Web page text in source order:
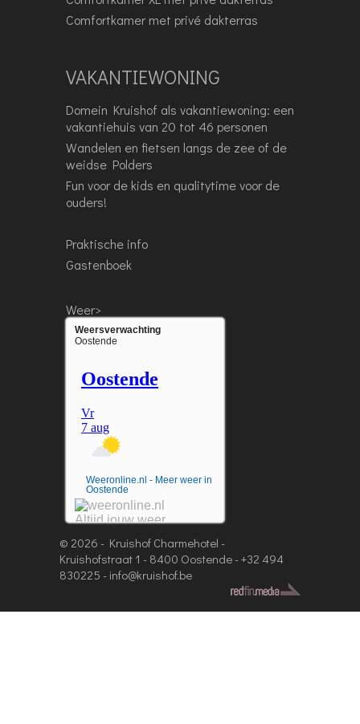
Comfortkamer met privé dakterras
VAKANTIEWONING
Domein Kruishof als vakantiewoning: een
vakantiehuis van 20 tot 46 personen
Wandelen en fietsen langs de zee of de
weidse Polders
Fun voor de kids en qualitytime voor de
ouders!
Praktische info
Gastenboek
Weer>
Weersverwachting
Oostende
Weeronline.nl - Meer weer in
Oostende
© 2026 - Kruishof Charmehotel -
Kruishofstraat 1 - 8400 Oostende -+32 494
830225 - info@kruishof.be